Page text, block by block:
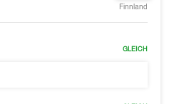
Finnland
GLEICH